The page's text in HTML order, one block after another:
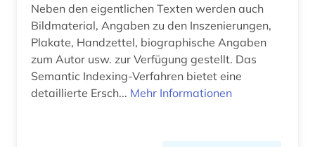
atlas (1)
atomphysik (1)
audio recordings (1)
Neben den eigentlichen Texten werden auch
Bildmaterial, Angaben zu den Inszenierungen,
Plakate, Handzettel, biographische Angaben
zum Autor usw. zur Verfügung gestellt. Das
Semantic Indexing-Verfahren bietet eine
detaillierte Ersch... Mehr Informationen